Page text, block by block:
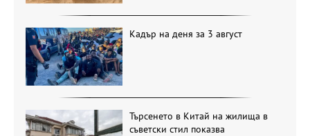
Кадър на деня за 3 август
Търсенето в Китай на жилища в
съветски стил показва